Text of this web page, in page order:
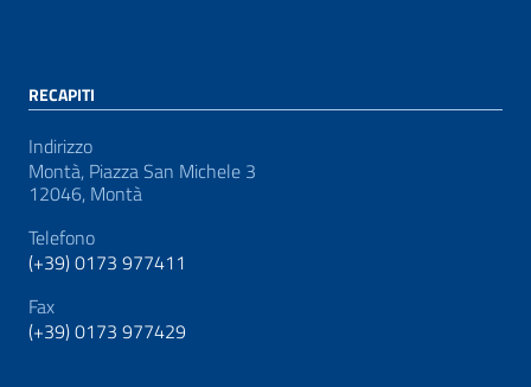
RECAPITI
Indirizzo
Montà, Piazza San Michele 3
12046, Montà
Telefono
(+39) 0173 977411
Fax
(+39) 0173 977429